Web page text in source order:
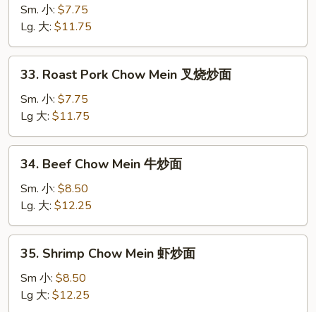
Chow
Mein
鸡
炒
Sm. 小: $7.75
Lg. 大: $11.75
Roast
Pork
Chow
Mein
叉
33. Roast Pork Chow Mein 叉烧炒面
Sm. 小: $7.75
Lg 大: $11.75
Beef
Chow
Mein
牛
炒
34. Beef Chow Mein 牛炒面
Sm. 小: $8.50
Lg. 大: $12.25
Shrimp
Chow
Mein
35. Shrimp Chow Mein 虾炒面
Sm 小: $8.50
Lg 大: $12.25